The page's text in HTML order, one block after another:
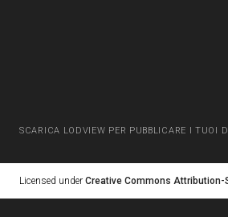
SCARICA LODVIEW PER PUBBLICARE I TUOI
Licensed under Creative Commons Attribution-